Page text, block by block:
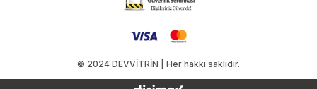
© 2024 DEVVİTRİN | Her hakkı saklıdır.